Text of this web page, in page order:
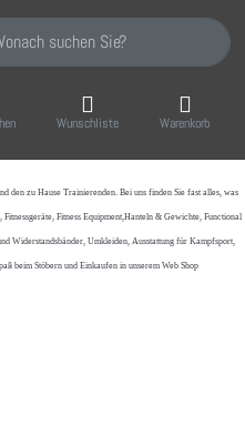
einen Suchbegriff ein. Während
Wunschliste Warenkorb
den zu Hause Trainierenden. Bei uns finden Sie fast alles, was
Fitness Equipment,Hanteln & Gewichte, Functional
Widerstandsbänder, Umkleiden, Ausstattung für Kampfsport,
beim Stöbern und Einkaufen in unserem Web Shop